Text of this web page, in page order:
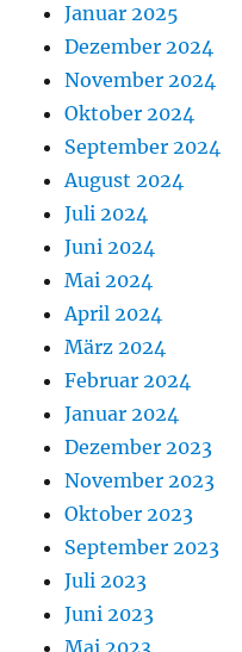
Januar 2025
Dezember 2024
November 2024
Oktober 2024
September 2024
August 2024
Juli 2024
Juni 2024
Mai 2024
April 2024
März 2024
Februar 2024
Januar 2024
Dezember 2023
November 2023
Oktober 2023
September 2023
Juli 2023
Juni 2023